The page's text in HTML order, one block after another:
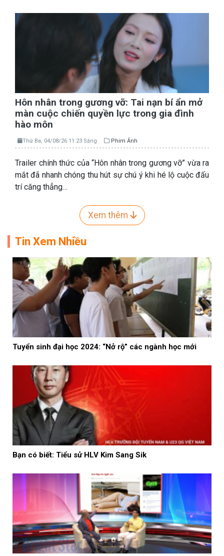
Hôn nhân trong gương vỡ: Tai nạn bí ẩn mở
màn cuộc chiến quyền lực trong gia đình
hào môn
Thứ Ba, 04/08/26 11:23 Sáng Phim Ảnh
Trailer chính thức của “Hôn nhân trong gương vỡ” vừa ra
mắt đã nhanh chóng thu hút sự chú ý khi hé lộ cuộc đấu
trí căng thẳng…
Xem thêm
Tin Xem Nhiều
Tuyển sinh đại học 2024: “Nở rộ” các ngành học mới
Bạn có biết: Tiểu sử HLV Kim Sang Sik